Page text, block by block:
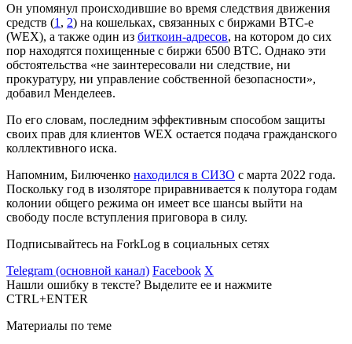
Он упомянул происходившие во время следствия движения
средств (1 , 2) на кошельках, связанных с биржами BTC-e
(WEX), а также один из биткоин-адресов, на котором до сих
пор находятся похищенные с биржи 6500 BTC. Однако эти
обстоятельства «не заинтересовали ни следствие, ни
прокуратуру, ни управление собственной безопасности»,
добавил Менделеев.
По его словам, последним эффективным способом защиты
своих прав для клиентов WEX остается подача гражданского
коллективного иска.
Напомним, Билюченко находился в СИЗО с марта 2022 года.
Поскольку год в изоляторе приравнивается к полутора годам
колонии общего режима он имеет все шансы выйти на
свободу после вступления приговора в силу.
Подписывайтесь на ForkLog в социальных сетях
Telegram (основной канал) Facebook X
Нашли ошибку в тексте? Выделите ее и нажмите
CTRL+ENTER
Материалы по теме